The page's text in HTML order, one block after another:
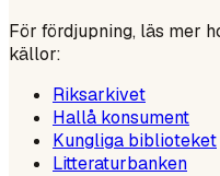
För fördjupning, läs mer
källor:
Riksarkivet
Hallå konsument
Kungliga biblioteket
Litteraturbanken